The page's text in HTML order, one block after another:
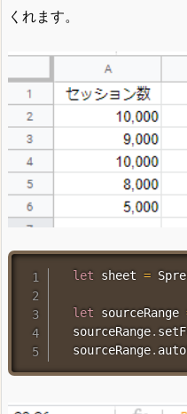
くれます。
let sheet =
let sourceRange
  sourceRange
.
  sourceRange
.